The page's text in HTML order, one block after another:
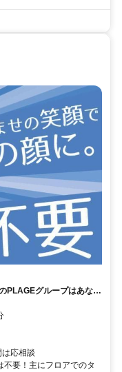
PLAGEグループはあなた
応相談
要！主にフロアでのタ